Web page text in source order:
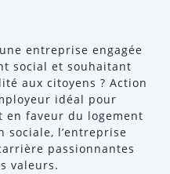
entreprise engagée
social et souhaitant
aux citoyens ? Action
idéal pour
en faveur du logement
sociale, l’entreprise
passionnantes
valeurs.